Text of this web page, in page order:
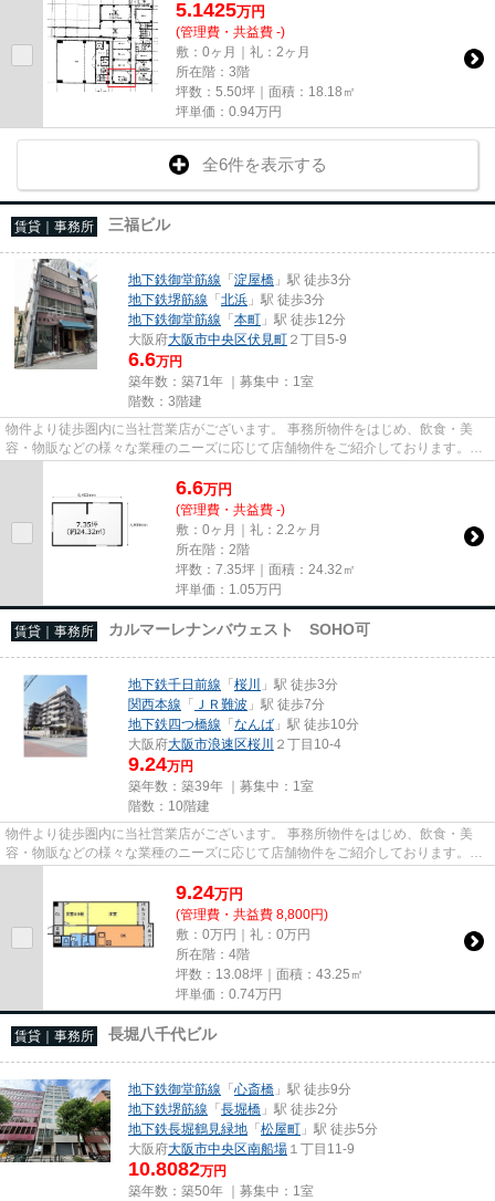
5.1425万円
(管理費・共益費 -)
敷：0ヶ月｜礼：2ヶ月
所在階：3階
坪数：5.50坪｜面積：18.18㎡
坪単価： 0.94万円
全6件を表示する
賃貸｜事務所 三福ビル
地下鉄御堂筋線 「淀屋橋 」駅 徒歩3分
地下鉄堺筋線 「北浜 」駅 徒歩3分
地下鉄御堂筋線 「本町 」駅 徒歩12分
大阪府大阪市中央区伏見町 ２丁目5-9
6.6万円
築年数：築71年 ｜募集中： 1室
階数：3階建
物件より徒歩圏内に当社営業店がございます。 事務所物件をはじめ、飲食・美
容・物販などの様々な業種のニーズに応じて店舗物件をご紹介しております。
尚、弊社ではおとり広告は一切...
6.6万円
(管理費・共益費 -)
敷：0ヶ月｜礼：2.2ヶ月
所在階：2階
坪数：7.35坪｜面積：24.32㎡
坪単価： 1.05万円
賃貸｜事務所 カルマーレナンバウェスト SOHO可
地下鉄千日前線 「桜川
」駅 徒歩3分
関西本線 「 ＪＲ難波 」駅 徒歩7分
地下鉄四つ橋線 「なんば 」駅 徒歩10分
大阪府大阪市浪速区桜川 ２丁目10-4
9.24万円
築年数：築39年 ｜募集中： 1室
階数：10階建
物件より徒歩圏内に当社営業店がございます。 事務所物件をはじめ、飲食・美
容・物販などの様々な業種のニーズに応じて店舗物件をご紹介しております。
尚、弊社ではおとり広告は一切...
9.24万円
(管理費・共益費 8,800円)
敷：0万円｜礼：0万円
所在階：4階
坪数：13.08坪｜面積：43.25㎡
坪単価： 0.74万円
賃貸｜事務所 長堀八千代ビル
地下鉄御堂筋線 「心斎橋 」駅 徒歩9分
地下鉄堺筋線 「長堀橋 」駅 徒歩2分
地下鉄長堀鶴見緑地 「松屋町 」駅 徒歩5分
大阪府大阪市中央区南船場 １丁目11-9
10.8082万円
築年数：築50年 ｜募集中： 1室